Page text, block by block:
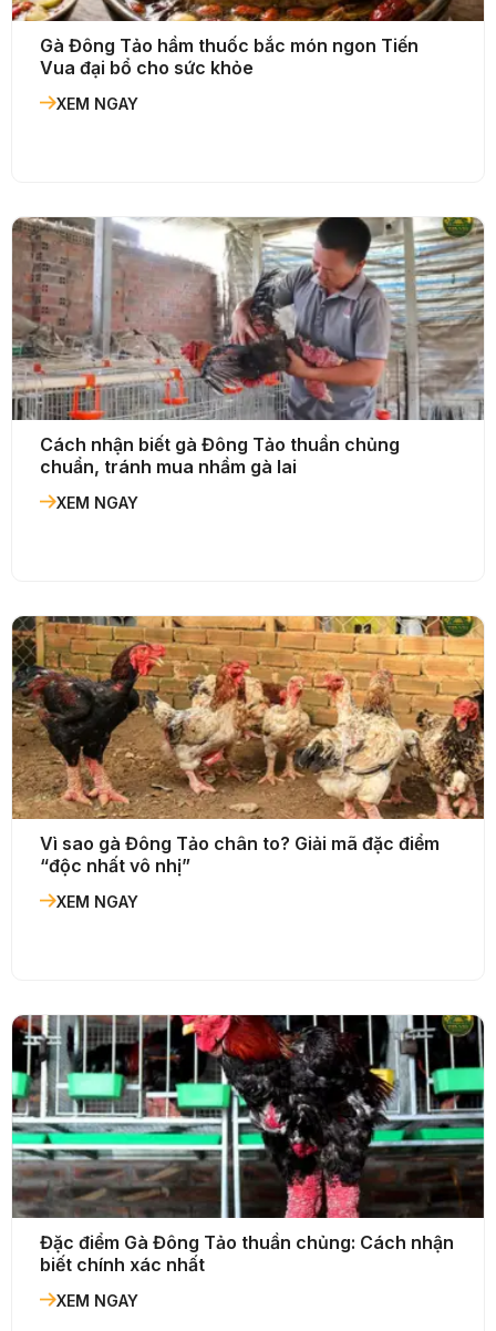
Gà Đông Tảo hầm thuốc bắc món ngon Tiến
Vua đại bổ cho sức khỏe
XEM NGAY
Cách nhận biết gà Đông Tảo thuần chủng
chuẩn, tránh mua nhầm gà lai
XEM NGAY
Vì sao gà Đông Tảo chân to? Giải mã đặc điểm
“độc nhất vô nhị”
XEM NGAY
Đặc điểm Gà Đông Tảo thuần chủng: Cách nhận
biết chính xác nhất
XEM NGAY